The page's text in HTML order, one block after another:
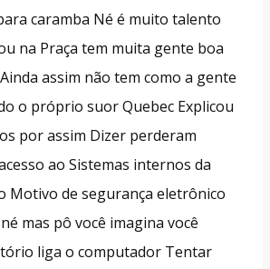
caramba Né é muito talento
na Praça tem muita gente boa
assim não tem como a gente
o próprio suor Quebec Explicou
por assim Dizer perderam
ao Sistemas internos da
Motivo de segurança eletrônico
mas pô você imagina você
liga o computador Tentar